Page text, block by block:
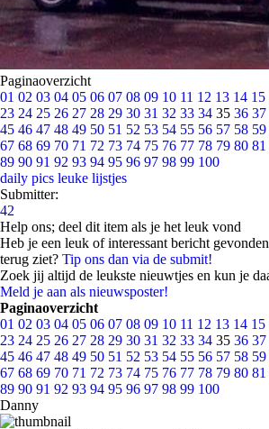
Paginaoverzicht
01 02 03 04 05 06 07 08 09 10 11 12 13 14 15
23 24 25 26 27 28 29 30 31 32 33 34 35 36 37
45 46 47 48 49 50 51 52 53 54 55 56 57 58 59
67 68 69 70 71 72 73 74 75 76 77 78 79 80 81
89 90 91 92 93 94 95 96 97 98 99 100
daily pics leuke lijstjes
Submitter:
42
Help ons; deel dit item als je het leuk vond
Heb je een leuk of interessant bericht
terug ziet? Tip ons dan via de submit!
Zoek jij altijd de leukste nieuwtjes en kun je
Meld je aan als nieuwsposter!
Paginaoverzicht
01 02 03 04 05 06 07 08 09 10 11 12 13 14 15
23 24 25 26 27 28 29 30 31 32 33 34 35 36 37
45 46 47 48 49 50 51 52 53 54 55 56 57 58 59
67 68 69 70 71 72 73 74 75 76 77 78 79 80 81
89 90 91 92 93 94 95 96 97 98 99 100
Danny